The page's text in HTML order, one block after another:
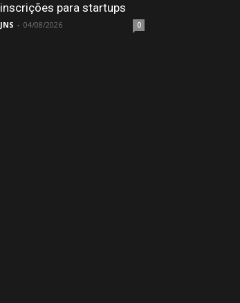
inscrições para startups
JNS - 04/08/2026 0